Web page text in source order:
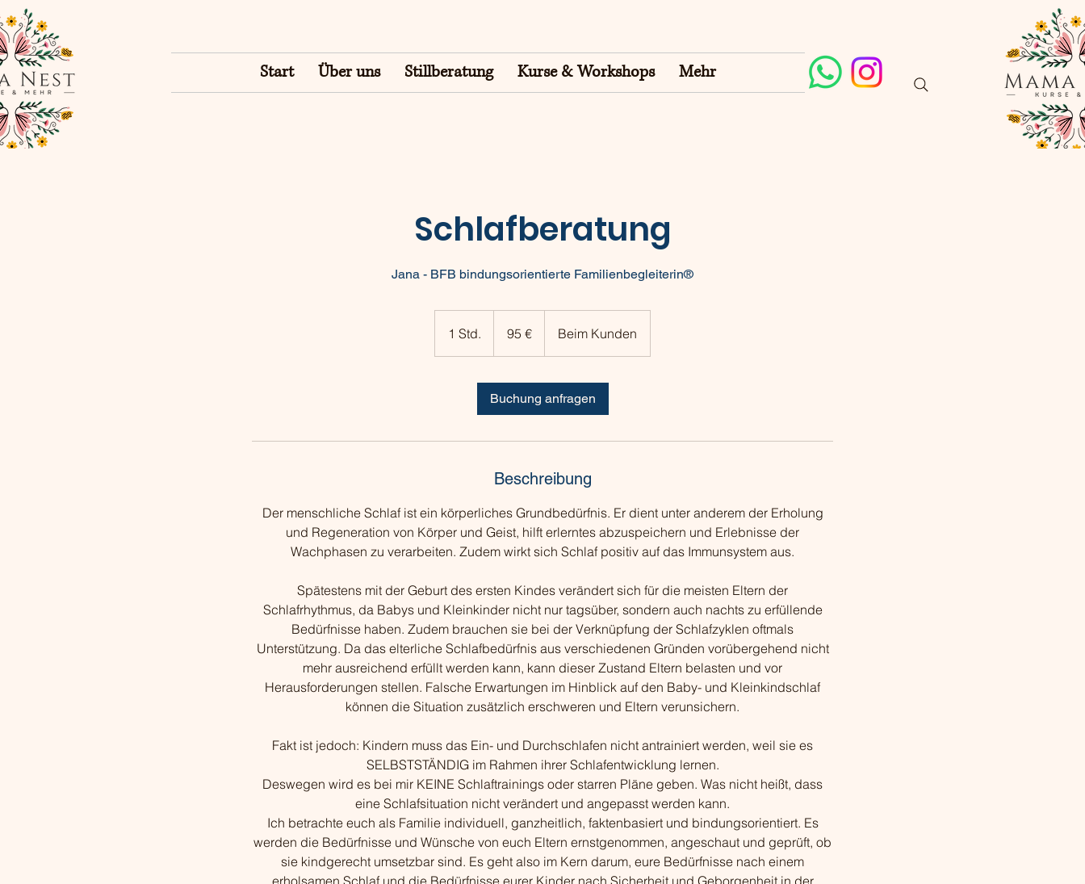
Start Über uns Stillberatung Kurse & Workshops Mehr
Schlafberatung
Jana - BFB bindungsorientierte Familienbegleiterin®
1 Std.
S
95 € Beim Kunden
Buchung anfragen
Beschreibung
Der menschliche Schlaf ist ein körperliches Grundbedürfnis. Er dient unter anderem der Erholung
und Regeneration von Körper und Geist, hilft erlerntes abzuspeichern und Erlebnisse der
Wachphasen zu verarbeiten. Zudem wirkt sich Schlaf positiv auf das Immunsystem aus.
Spätestens mit der Geburt des ersten Kindes verändert sich für die meisten Eltern der
Schlafrhythmus, da Babys und Kleinkinder nicht nur tagsüber, sondern auch nachts zu erfüllende
Bedürfnisse haben. Zudem brauchen sie bei der Verknüpfung der Schlafzyklen oftmals
Unterstützung. Da das elterliche Schlafbedürfnis aus verschiedenen Gründen vorübergehend nicht
mehr ausreichend erfüllt werden kann, kann dieser Zustand Eltern belasten und vor
Herausforderungen stellen. Falsche Erwartungen im Hinblick auf den Baby- und Kleinkindschlaf
können die Situation zusätzlich erschweren und Eltern verunsichern.
Fakt ist jedoch: Kindern muss das Ein- und Durchschlafen nicht antrainiert werden, weil sie es
SELBSTSTÄNDIG im Rahmen ihrer Schlafentwicklung lernen.
Deswegen wird es bei mir KEINE Schlaftrainings oder starren Pläne geben. Was nicht heißt, dass
eine Schlafsituation nicht verändert und angepasst werden kann.
Ich betrachte euch als Familie individuell, ganzheitlich, faktenbasiert und bindungsorientiert. Es
werden die Bedürfnisse und Wünsche von euch Eltern ernstgenommen, angeschaut und geprüft, ob
sie kindgerecht umsetzbar sind. Es geht also im Kern darum, eure Bedürfnisse nach einem
erholsamen Schlaf und die Bedürfnisse eurer Kinder nach Sicherheit und Geborgenheit in der